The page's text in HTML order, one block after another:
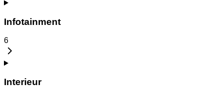
Infotainment
6
Interieur